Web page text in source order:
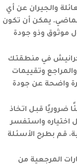
والجيران عن أي
يمكن أن تكون
موثوق وذو جودة
في منطقتك
وتقييمات
واضحة عن جودة
ضروريًا قبل اتخاذ
اختياره واستفسر
قم بطرح الأسئلة
المرجعية من